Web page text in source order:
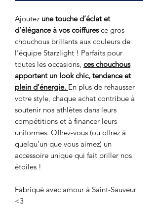
Ajoutez une touche d’éclat et
d’élégance à vos coiffuresce gros
chouchous brillants aux couleurs de
l’équipe Starzlight ! Parfaits pour
toutes les occasions, ces chouchous
apportent un look chic, tendance et
plein d’énergie. En plus de rehausser
votre style, chaque achat contribue à
soutenir nos athlètes dans leurs
compétitions et à financer leurs
uniformes. Offrez-vous (ou offrez à
quelqu’un que vous aimez) un
accessoire unique qui fait briller nos
étoiles !
Fabriqué avec amour à Saint-Sauveur
<3